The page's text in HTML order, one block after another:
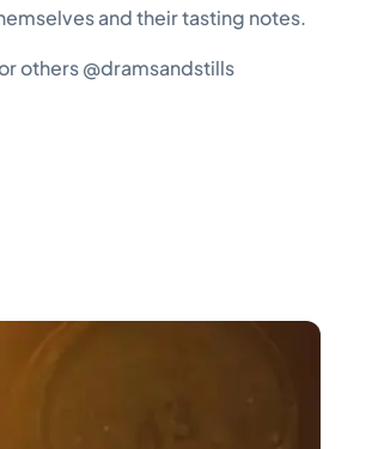
and their tasting notes.
others @dramsandstills